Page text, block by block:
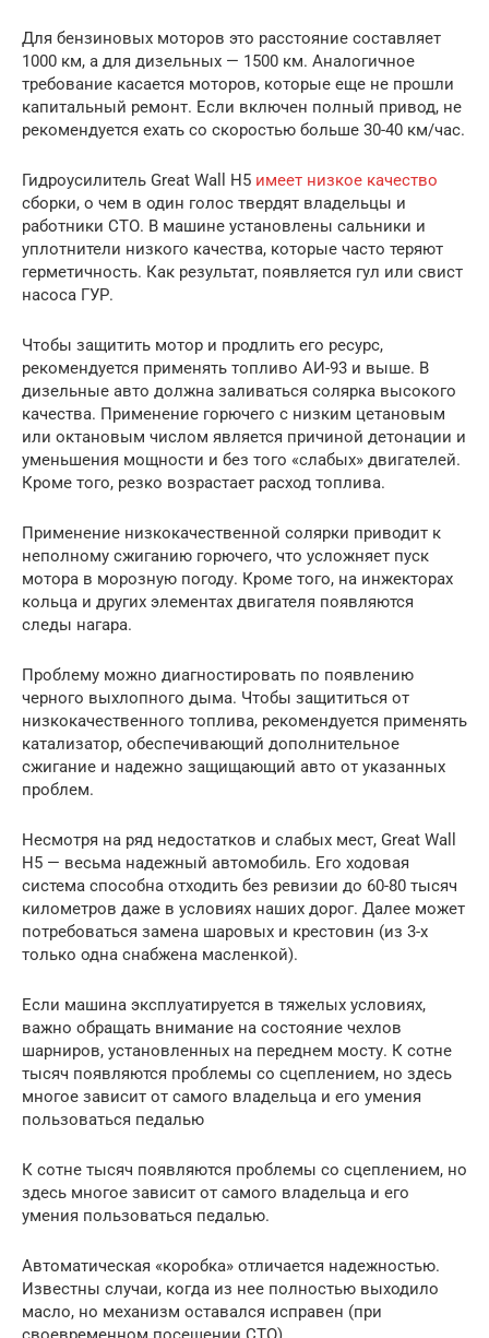
Для бензиновых моторов это расстояние составляет
1000 км, а для дизельных — 1500 км. Аналогичное
требование касается моторов, которые еще не прошли
капитальный ремонт. Если включен полный привод, не
рекомендуется ехать со скоростью больше 30-40 км/час.
Гидроусилитель Great Wall H5 имеет низкое качество
сборки, о чем в один голос твердят владельцы и
работники СТО. В машине установлены сальники и
уплотнители низкого качества, которые часто теряют
герметичность. Как результат, появляется гул или свист
насоса ГУР.
Чтобы защитить мотор и продлить его ресурс,
рекомендуется применять топливо АИ-93 и выше. В
дизельные авто должна заливаться солярка высокого
качества. Применение горючего с низким цетановым
или октановым числом является причиной детонации и
уменьшения мощности и без того «слабых» двигателей.
Кроме того, резко возрастает расход топлива.
Применение низкокачественной солярки приводит к
неполному сжиганию горючего, что усложняет пуск
мотора в морозную погоду. Кроме того, на инжекторах
кольца и других элементах двигателя появляются
следы нагара.
Проблему можно диагностировать по появлению
черного выхлопного дыма. Чтобы защититься от
низкокачественного топлива, рекомендуется применять
катализатор, обеспечивающий дополнительное
сжигание и надежно защищающий авто от указанных
проблем.
Несмотря на ряд недостатков и слабых мест, Great Wall
H5 — весьма надежный автомобиль. Его ходовая
система способна отходить без ревизии до 60-80 тысяч
километров даже в условиях наших дорог. Далее может
потребоваться замена шаровых и крестовин (из 3-х
только одна снабжена масленкой).
Если машина эксплуатируется в тяжелых условиях,
важно обращать внимание на состояние чехлов
шарниров, установленных на переднем мосту. К сотне
тысяч появляются проблемы со сцеплением, но здесь
многое зависит от самого владельца и его умения
пользоваться педалью
К сотне тысяч появляются проблемы со сцеплением, но
здесь многое зависит от самого владельца и его
умения пользоваться педалью.
Автоматическая «коробка» отличается надежностью.
Известны случаи, когда из нее полностью выходило
масло, но механизм оставался исправен (при